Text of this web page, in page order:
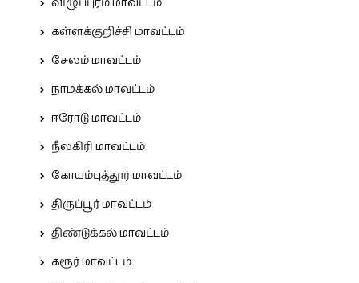
கள்ளக்குறிச்சி மாவட்டம்
சேலம் மாவட்டம்
நாமக்கல் மாவட்டம்
ஈரோடு மாவட்டம்
நீலகிரி மாவட்டம்
கோயம்புத்தூர் மாவட்டம்
திருப்பூர் மாவட்டம்
திண்டுக்கல் மாவட்டம்
கரூர் மாவட்டம்